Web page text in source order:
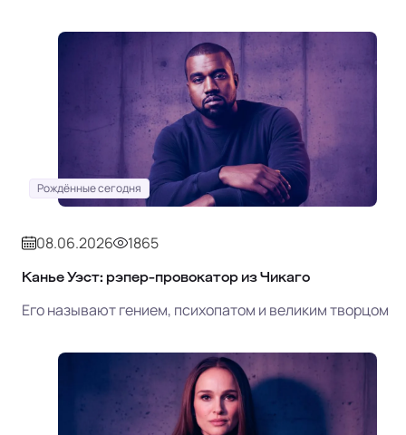
Рождённые сегодня
08.06.2026 1865
Канье Уэст: рэпер-провокатор из Чикаго
Его называют гением, психопатом и великим творцом